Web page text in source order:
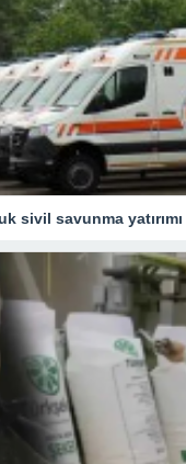
sivil savunma yatırımı